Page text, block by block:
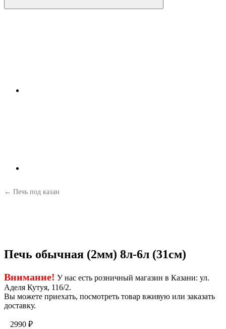
← Печь под казан
Печь обычная (2мм) 8л-6л (31см)
Внимание! У нас есть розничный магазин в Казани: ул.
Аделя Кутуя, 116/2.
Вы можете приехать, посмотреть товар вживую или заказать
доставку.
2990 ₽